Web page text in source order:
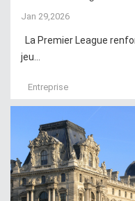
Jan 29,2026
La Premier League
jeu...
Entreprise